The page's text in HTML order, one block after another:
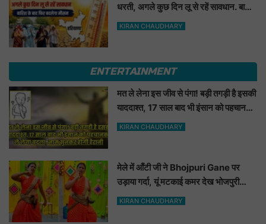
धरती, अगले कुछ दिन लू से रहें सावधान. बारिश
के बाद फिर बदलेगा मौसम
KIRAN CHAUDHARY
ENTERTAINMENT
मत ले लेना इस जीव से पंगा! बड़ी तगड़ी है इसकी
याददाश्त, 17 साल बाद भी इंसान को पहचानकर
ले लेगा बदला, नाम सुनकर होगी हैरानी...
KIRAN CHAUDHARY
मेले में आँटी जी ने Bhojpuri Gane पर
उड़ाया गर्दा, यूं मटकाई कमर देख भोजपुरी
हसीनाएं भी शरमाई a
KIRAN CHAUDHARY